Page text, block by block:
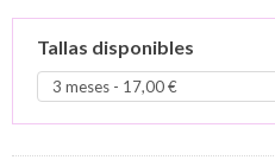
Tallas disponibles